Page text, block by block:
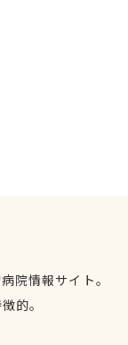
院情報サイト。
的。